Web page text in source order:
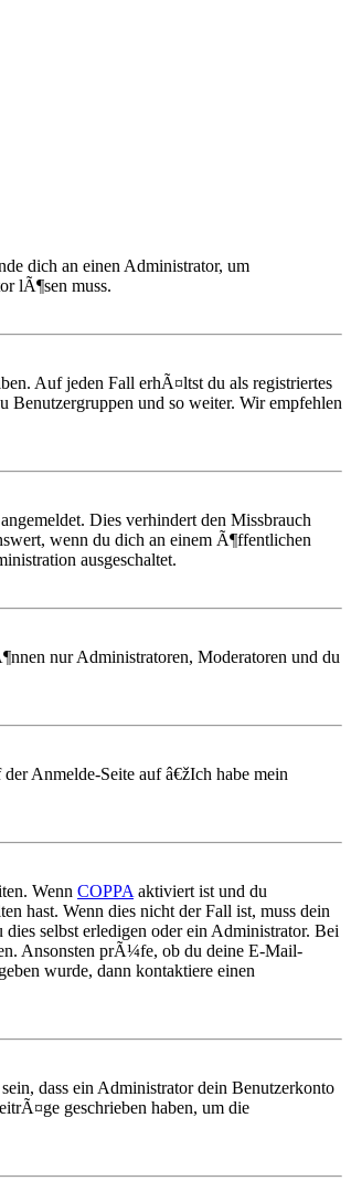
dich an einen Administrator, um
lÃ¶sen muss.
Auf jeden Fall erhÃ¤ltst du als registriertes
und so weiter. Wir empfehlen
Dies verhindert den Missbrauch
wenn du dich an einem Ã¶ffentlichen
ausgeschaltet.
nur Administratoren, Moderatoren und du
Anmelde-Seite auf â€žIch habe mein
Wenn COPPA aktiviert ist und du
hast. Wenn dies nicht der Fall ist, muss dein
selbst erledigen oder ein Administrator. Bei
Ansonsten prÃ¼fe, ob du deine E-Mail-
wurde, dann kontaktiere einen
dass ein Administrator dein Benutzerkonto
geschrieben haben, um die